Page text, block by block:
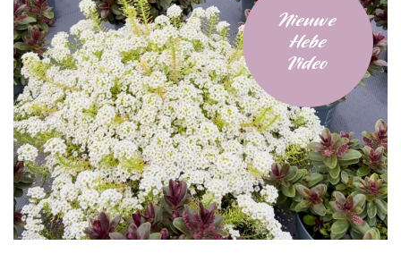
Nieuwe
Hebe
Video